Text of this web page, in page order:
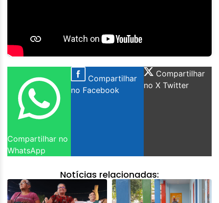
Compartilhar no
WhatsApp
Compartilhar
no Facebook
Compartilhar
no X Twitter
Notícias relacionadas: